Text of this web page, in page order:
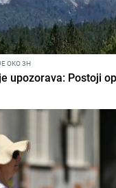
OKO 3H
upozorava: Postoji